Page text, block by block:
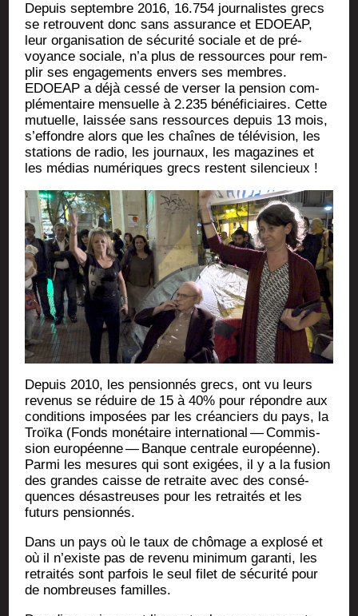
Depuis sep­tembre 2016, 16.754 jour­na­listes grecs
se retrouvent donc sans assu­rance et EDOEAP,
leur orga­ni­sa­tion de sécu­ri­té sociale et de pré­
voyance sociale, n’a plus de res­sources pour rem­
plir ses enga­ge­ments envers ses membres.
EDOEAP a déjà ces­sé de ver­ser la pen­sion com­
plé­men­taire men­suelle à 2.235 béné­fi­ciaires. Cette
mutuelle, lais­sée sans res­sources depuis 13 mois,
s’ef­fondre alors que les chaînes de télé­vi­sion, les
sta­tions de radio, les jour­naux, les maga­zines et
les médias numé­riques grecs res­tent silencieux !
Depuis 2010, les pen­sion­nés grecs, ont vu leurs
reve­nus se réduire de 15 à 40% pour répondre aux
condi­tions impo­sées par les créan­ciers du pays, la
Troï­ka (Fonds moné­taire inter­na­tio­nal — Com­mis­
sion euro­péenne — Banque cen­trale euro­péenne).
Par­mi les mesures qui sont exi­gées, il y a la fusion
des grandes caisse de retraite avec des consé­
quences désas­treuses pour les retrai­tés et les
futurs pensionnés.
Dans un pays où le taux de chô­mage a explo­sé et
où il n’existe pas de reve­nu mini­mum garan­ti, les
retrai­tés sont par­fois le seul filet de sécu­ri­té pour
de nom­breuses familles.